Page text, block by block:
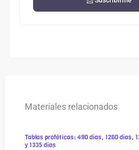
Materiales relacionados
Tablas proféticas: 490 días, 1260 días,
y 1335 días